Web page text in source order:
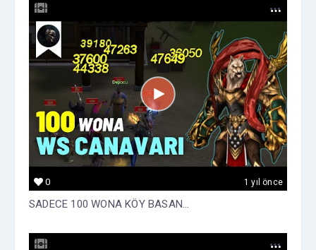
1 yıl önce
0
SADECE 100 WONA KÖY BASAN...